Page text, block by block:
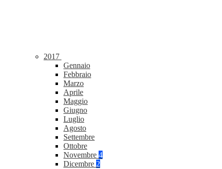
2017
Gennaio
Febbraio
Marzo
Aprile
Maggio
Giugno
Luglio
Agosto
Settembre
Ottobre
Novembre 4
Dicembre 2